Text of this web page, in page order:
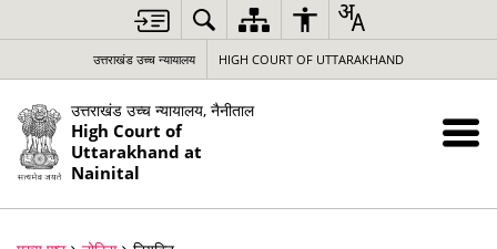
उत्तराखंड उच्च न्यायालय HIGH COURT OF UTTARAKHAND
उत्तराखंड उच्च न्यायालय, नैनीताल
High Court of
Uttarakhand at
Nainital